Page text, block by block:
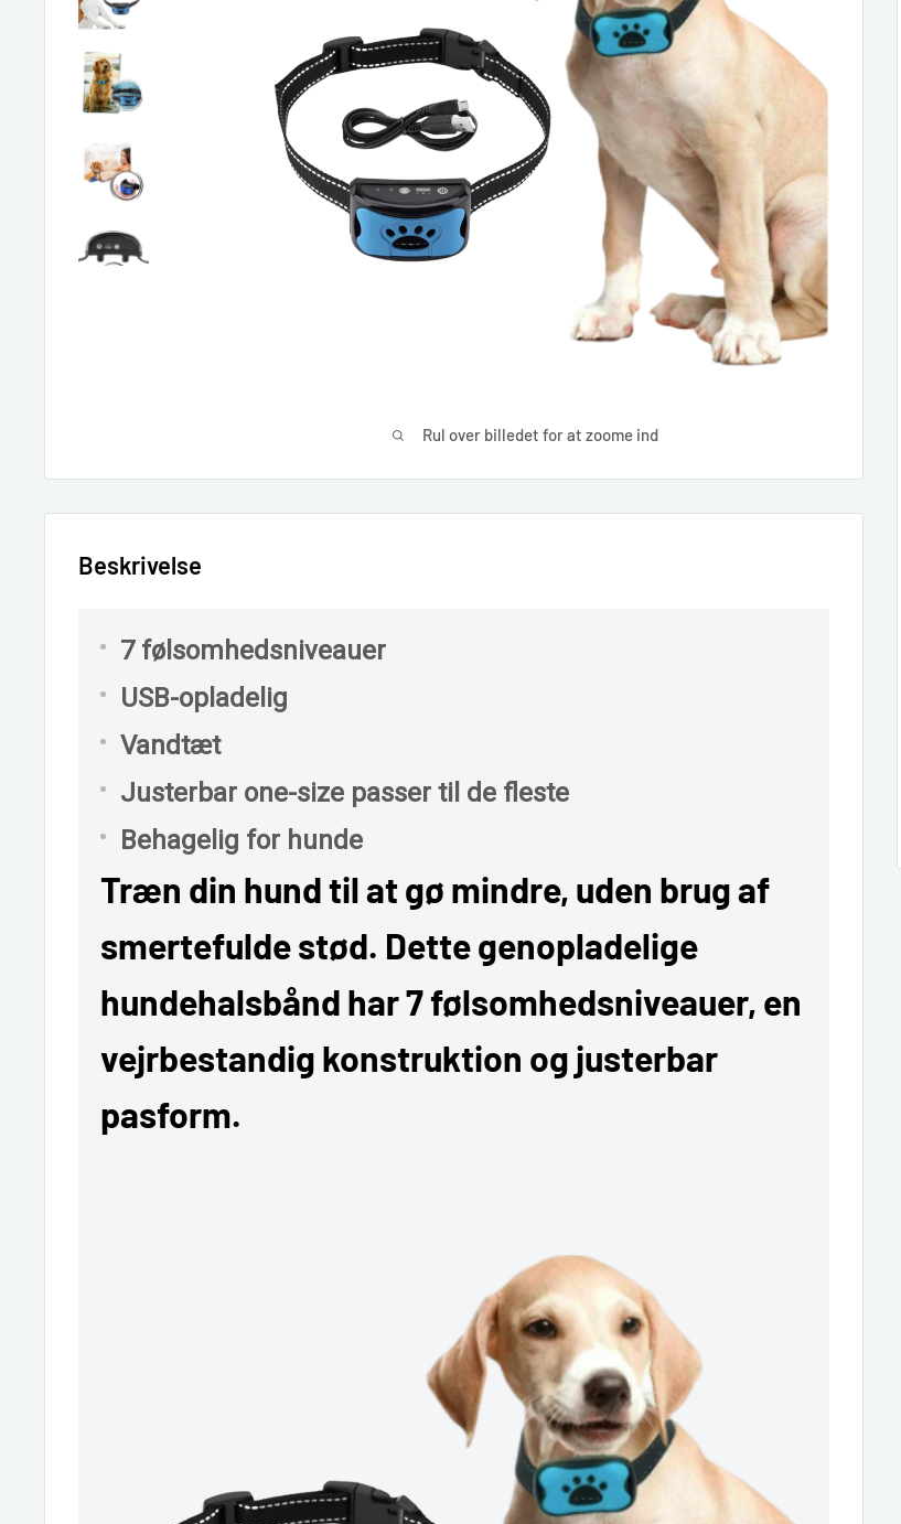
Rul over billedet for at zoome ind
Beskrivelse
7 følsomhedsniveauer
USB-opladelig
Vandtæt
Justerbar one-size passer til de fleste
Behagelig for hunde
Træn din hund til at gø mindre, uden brug af
smertefulde stød. Dette genopladelige
hundehalsbånd har 7 følsomhedsniveauer, en
vejrbestandig konstruktion og justerbar
pasform.